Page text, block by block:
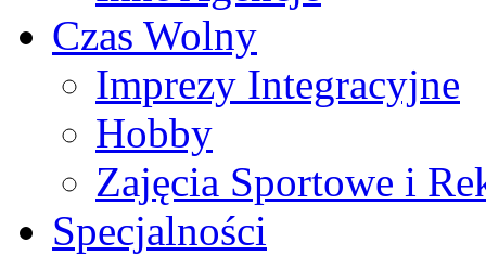
Czas Wolny
Imprezy Integracyjne
Hobby
Zajęcia Sportowe i
Specjalności